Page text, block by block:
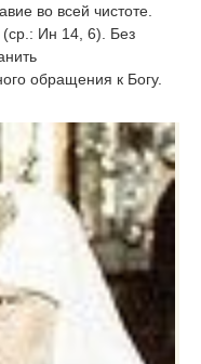
во всей чистоте.
Ин 14, 6). Без
обращения к Богу.